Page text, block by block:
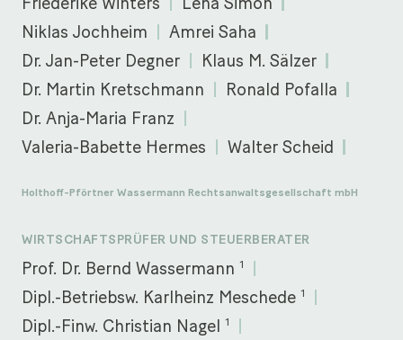
Niklas Jochheim
Amrei Saha
Dr. Jan-Peter Degner
Klaus M. Sälzer
Dr. Martin Kretschmann
Ronald Pofalla
Dr. Anja-Maria Franz
Valeria-Babette Hermes
Walter Scheid
Holthoff-Pförtner Wassermann Rechtsanwaltsgesellschaft mbH
WIRTSCHAFTSPRÜFER UND STEUERBERATER
Prof. Dr. Bernd Wassermann 1
Dipl.-Betriebsw. Karlheinz Meschede 1
Dipl.-Finw. Christian Nagel 1